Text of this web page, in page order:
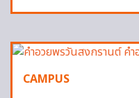
CAMPUS